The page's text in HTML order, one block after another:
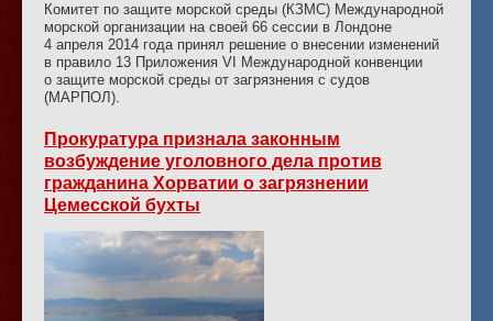
Комитет по защите морской среды (КЗМС) Международной
морской организации на своей 66 сессии в Лондоне
4 апреля 2014 года принял решение о внесении изменений
в правило 13 Приложения VI Международной конвенции
о защите морской среды от загрязнения с судов
(МАРПОЛ).
Прокуратура признала законным
возбуждение уголовного дела против
гражданина Хорватии о загрязнении
Цемесской бухты